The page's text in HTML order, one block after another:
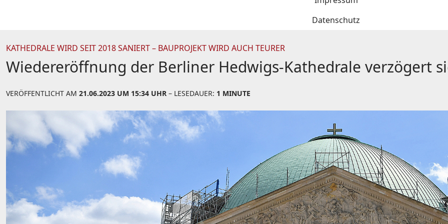
Datenschutz
KATHEDRALE WIRD SEIT 2018 SANIERT – BAUPROJEKT WIRD AUCH TEURER
Wiedereröffnung der Berliner Hedwigs-Kathedrale verzögert
VERÖFFENTLICHT AM 21.06.2023 UM 15:34 UHR – LESEDAUER: 1 MINUTE